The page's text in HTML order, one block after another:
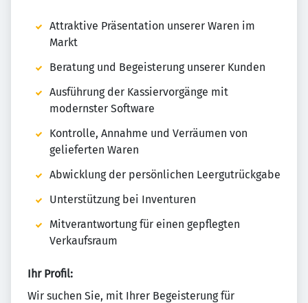
Attraktive Präsentation unserer Waren im
Markt
Beratung und Begeisterung unserer Kunden
Ausführung der Kassiervorgänge mit
modernster Software
Kontrolle, Annahme und Verräumen von
gelieferten Waren
Abwicklung der persönlichen Leergutrückgabe
Unterstützung bei Inventuren
Mitverantwortung für einen gepflegten
Verkaufsraum
Ihr Profil:
Wir suchen Sie, mit Ihrer Begeisterung für